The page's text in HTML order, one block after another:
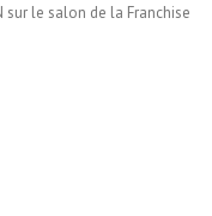
sur le salon de la Franchise